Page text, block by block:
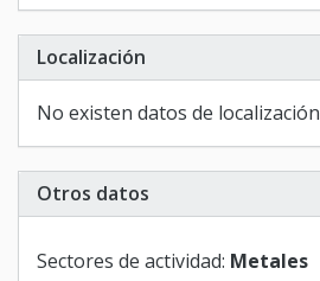
Localización
No existen datos de localización
Otros datos
Sectores de actividad: Metales